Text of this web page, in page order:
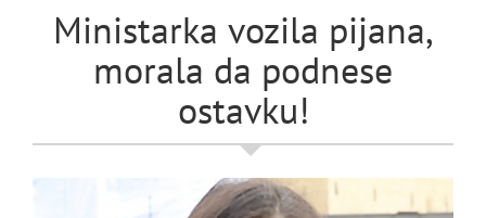
Ministarka vozila pijana,
morala da podnese
ostavku!